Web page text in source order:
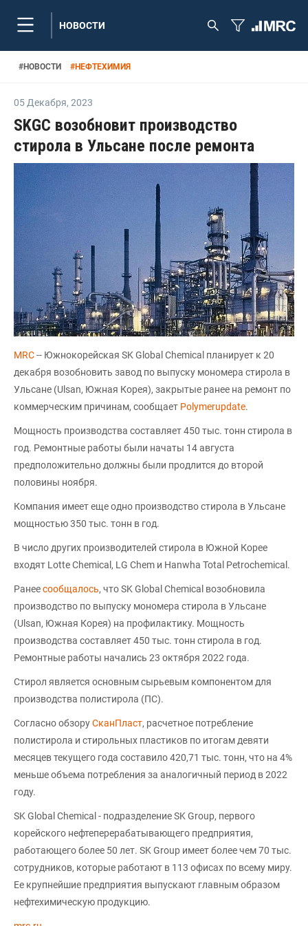
НОВОСТИ
#НОВОСТИ #НЕФТЕХИМИЯ
05 Декабря, 2023
SKGC возобновит производство
стирола в Ульсане после ремонта
МRC-- Южнокорейская SK Global Chemical планирует к 20
декабря возобновить завод по выпуску мономера стирола в
Ульсане (Ulsan, Южная Корея), закрытые ранее на ремонт по
коммерческим причинам, сообщает Polymerupdate.
Мощность производства составляет 450 тыс. тонн стирола в
год. Ремонтные работы были начаты 14 августа
предположительно должны были продлится до второй
половины ноября.
Компания имеет еще одно производство стирола в Ульсане
мощностью 350 тыс. тонн в год.
В число других производителей стирола в Южной Корее
входят Lotte Chemical, LG Chem и Hanwha Total Petrochemical.
Ранеесообщалось, что SK Global Chemical возобновила
производство по выпуску мономера стирола в Ульсане
(Ulsan, Южная Корея) на профилактику. Мощность
производства составляет 450 тыс. тонн стирола в год.
Ремонтные работы начались 23 октября 2022 года.
Стирол является основным сырьевым компонентом для
производства полистирола (ПС).
Согласно обзоруСканПласт, расчетное потребление
полистирола и стирольных пластиков по итогам девяти
месяцев текущего года составило 420,71 тыс. тонн, что на 4%
меньше объема потребления за аналогичный период в 2022
году.
SK Global Chemical - подразделение SK Group, первого
корейского нефтеперерабатывающего предприятия,
работающего более 50 лет. SK Group имеет более чем 70 тыс.
сотрудников, которые работают в 113 офисах по всему миру.
Ее крупнейшие предприятия выпускают главным образом
нефтехимическую продукцию.